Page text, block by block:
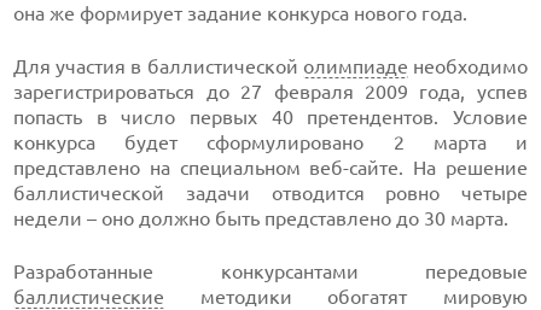
она же формирует задание конкурса нового года.
Для участия в баллистической олимпиаде необходимо
зарегистрироваться до 27 февраля 2009 года, успев
попасть в число первых 40 претендентов. Условие
конкурса будет сформулировано 2 марта и
представлено на специальном веб-сайте. На решение
баллистической задачи отводится ровно четыре
недели – оно должно быть представлено до 30 марта.
Разработанные конкурсантами передовые
баллистические методики обогатят мировую